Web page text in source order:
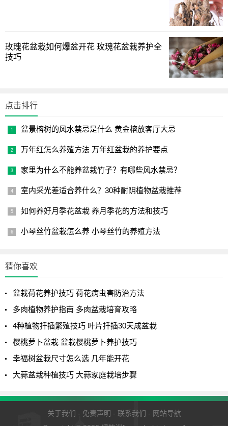
所以我们养在家里的盆栽榕树，要放在有阳光的地方，如
果是放在室内，也一定要有光照，放在阳台上也是的。每天
都保持光照充足，就算在夏季也不例外，这样一盆养好几
他时候，都可以露养，大夏天也可以放在太阳下面晒着，其
实它的生命力很顽强的，在一些城市，就算是在墙角砖缝里
玫瑰花盆栽如何爆盆开花 玫瑰花盆栽养护全
技巧
点击排行
盆景榕树的风水禁忌是什么 黄金榕放客厅大忌
万年红怎么养殖方法 万年红盆栽的养护要点
家里为什么不能养盆栽竹子？有哪些风水禁忌？
室内采光差适合养什么？30种耐阴植物盆栽推荐
如何养好月季花盆栽 养月季花的方法和技巧
小琴丝竹盆栽怎么养 小琴丝竹的养殖方法
猜你喜欢
盆栽荷花养护技巧 荷花病虫害防治方法
多肉植物养护指南 多肉盆栽培育攻略
4种植物扦插繁殖技巧 叶片扦插30天成盆栽
樱桃萝卜盆栽 盆栽樱桃萝卜养护技巧
幸福树盆栽尺寸怎么选 几年能开花
大蒜盆栽种植技巧 大蒜家庭栽培步骤
关于我们 - 免责声明 - 联系我们 - 网站导航